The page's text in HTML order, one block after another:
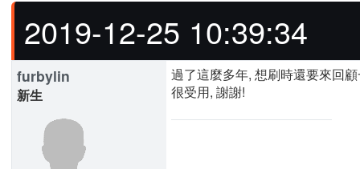
2019-12-25 10:39:34
furbylin
新生
過了這麼多年, 想刷時還要來回
很受用, 謝謝!